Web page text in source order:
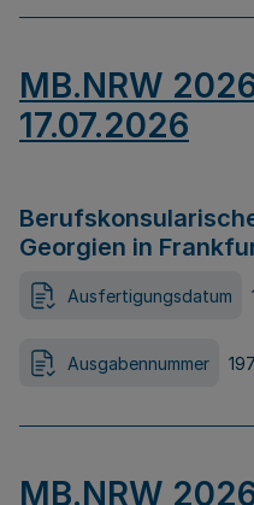
MB.NRW
17.07.2026
Georgien in
Ausfertigungsdatum
Ausgabennummer 197
MB.NRW